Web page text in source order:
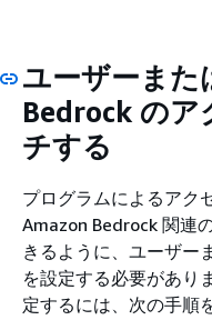
ユーザーまた
Bedrock のア
チする
プログラムによるアク
Amazon Bedrock 関連
きるように、ユーザー
を設定する必要があり
定するには、次の手順